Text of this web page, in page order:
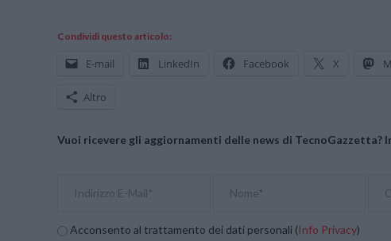
Condividi questo articolo:
E-mail LinkedIn Facebook X
Altro
Vuoi ricevere gli aggiornamenti delle news di TecnoGazzetta?
Acconsento al trattamento dei dati personali (Info Privacy)